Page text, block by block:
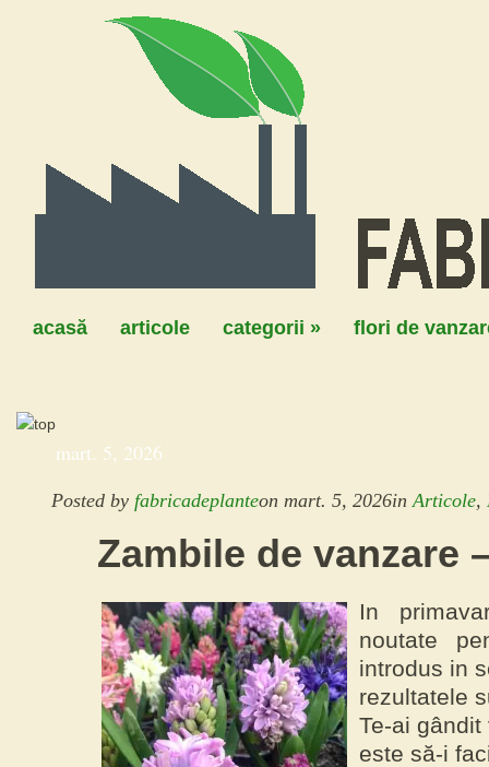
acasă articole categorii » flori de
mart. 5, 2026
Posted by fabricadeplanteon mart. 5, 2026inArticole,
Zambile de vanzare
In
noutate
introdus in
rezultatele
Te-ai
este să-i